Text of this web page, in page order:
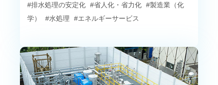
#排水処理の安定化 #省人化・省力化 #製造業（化
学）
#水処理 #エネルギーサービス